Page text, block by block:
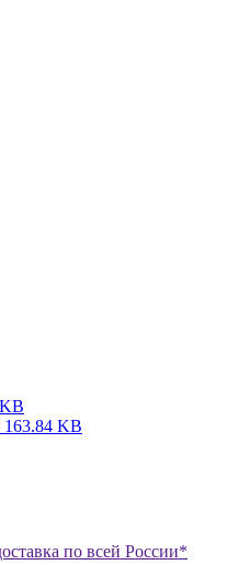
163.84 KB
по всей России*